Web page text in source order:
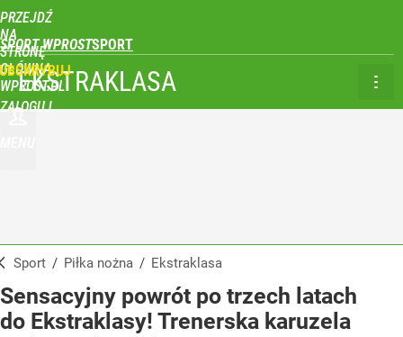
PRZEJDŹ
NA
STRONĘ
GŁÓWNĄ
WPROST.PL
SPORT WPROST
ZALOGUJ
EKSTRAKLASA
Sport / Piłka nożna / Ekstraklasa
Sensacyjny powrót po trzech latach
do Ekstraklasy! Trenerska karuzela